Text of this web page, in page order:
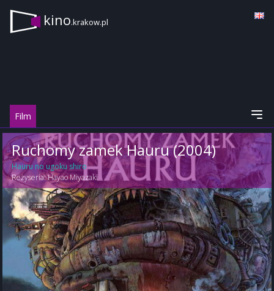
kino.krakow.pl
Film
Ruchomy zamek Hauru (2004)
Hauru no ugoku shiro
Reżyseria:Hayao Miyazaki